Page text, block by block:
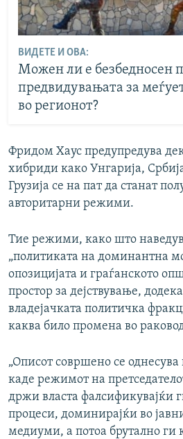
ВИДЕТЕ И ОВА:
Можен ли е безбедносен
предвидувањата за
во регионот?
Фридом Хаус предупредува
хибриди како Унгарија,
Грузија се на пат да станат
авторитарни режими.
Тие режими, како што
„политиката на доминантна
опозицијата и граѓанското
простор за дејствување,
владејачката политичка
каква било промена во
„Описот совршено се
каде режимот на
држи власта фалсификувајќи
процеси, доминирајќи во
медиуми, а потоа брутално ги